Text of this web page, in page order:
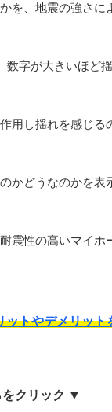
を、地震の強さに
数字が大きいほど
用し揺れを感じる
かどうなのかを表
震性の高いマイホ
ットやデメリット
クリック ▼